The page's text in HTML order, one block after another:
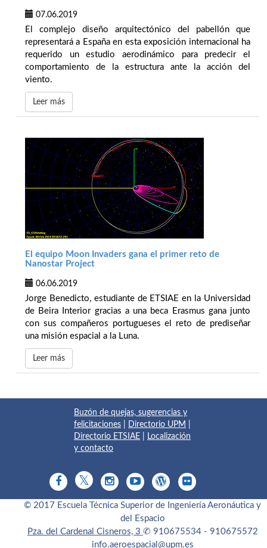
07.06.2019
El complejo diseño arquitectónico del pabellón que
representará a España en esta exposición internacional ha
requerido un estudio aerodinámico para predecir el
comportamiento de la estructura ante la acción del
viento.
Leer más
El equipo Moon Invaders gana el primer reto de
Nanostar Project
06.06.2019
Jorge Benedicto, estudiante de ETSIAE en la Universidad
de Beira Interior gracias a una beca Erasmus gana junto
con sus compañeros portugueses el reto de prediseñar
una misión espacial a la Luna.
Leer más
Buzón de quejas, sugerencias y
felicitaciones
Directorio UPM
Directorio ETSIAE
Localización
y contacto
© 2017 Escuela Técnica Superior de Ingeniería Aeronáutica y
del Espacio
Pza. del Cardenal Cisneros, 3 ✆ 910675534 - 910675572
info.aeroespacial@upm.es